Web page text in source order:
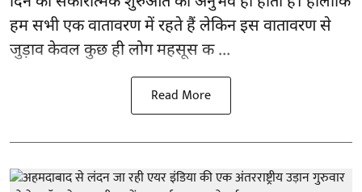
हम सभी एक वातावरण में रहते हैं लेकिन इस वातावरण से
जुड़ाव केवल कुछ ही लोग महसूस क ...
Read More